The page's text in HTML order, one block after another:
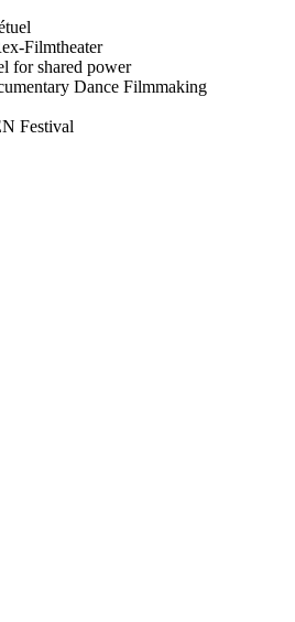
Filmtheater
for shared power
Dance Filmmaking
Festival